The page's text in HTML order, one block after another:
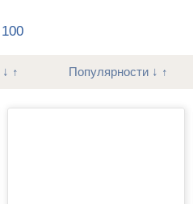
100
↓ ↑ Популярности ↓ ↑